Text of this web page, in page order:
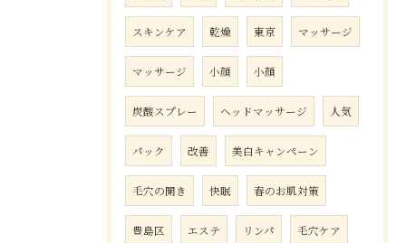
スキンケア 乾燥 東京 マッサージ
マッサージ 小顔 小顔
炭酸スプレー ヘッドマッサージ 人気
パック 改善 美白キャンペーン
毛穴の開き 快眠 春のお肌対策
豊島区 エステ リンパ 毛穴ケア